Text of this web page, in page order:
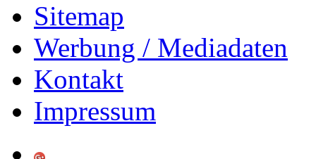
Sitemap
Werbung / Mediadaten
Kontakt
Impressum